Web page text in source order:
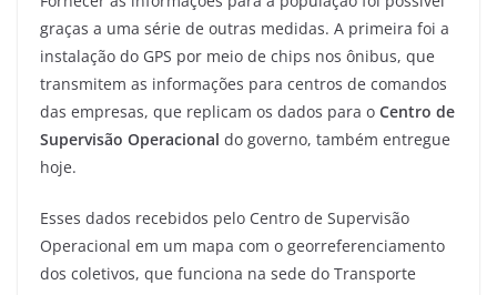
graças a uma série de outras medidas. A primeira foi a
instalação do GPS por meio de chips nos ônibus, que
transmitem as informações para centros de comandos
das empresas, que replicam os dados para o Centro de
Supervisão Operacional do governo, também entregue
hoje.
Esses dados recebidos pelo Centro de Supervisão
Operacional em um mapa com o georreferenciamento
dos coletivos, que funciona na sede do Transporte